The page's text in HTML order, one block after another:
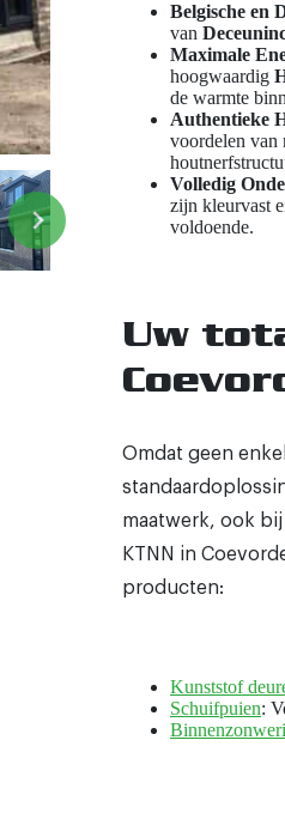
Belgische en
van
Maximale
hoogwaardig
de warmte
Authentieke
voordelen
Volledig
zijn kleurvast
voldoende.
Uw
Omdat geen
maatwerk, ook
KTNN in
producten:
Kunststof
Schuifpuien: